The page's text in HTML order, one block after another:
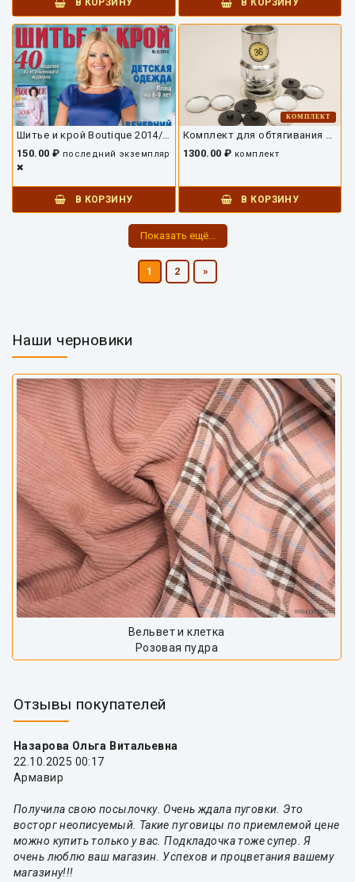
150.00 ₽ последний экземпляр
В КОРЗИНУ
КОМПЛЕКТ
1300.00 ₽ комплект
В КОРЗИНУ
Показать ещё...
1 2 »
Наши черновики
Вельвет и клетка
Розовая пудра
Отзывы покупателей
Назарова Ольга Витальевна
22.10.2025 00:17
Армавир
Получила свою посылочку. Очень ждала пуговки. Это
восторг неописуемый. Такие пуговицы по приемлемой цене
можно купить только у вас. Подкладочка тоже супер. Я
очень люблю ваш магазин. Успехов и процветания вашему
магазину!!!